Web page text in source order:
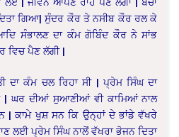
ਗਿਆ| ਸੁੰਦਰ ਕੌਰ ਤੇ ਨਸੀਬ ਕੌਰ ਰਲ ਕੇ
ਸੰਭਾਲਣ ਦਾ ਕੰਮ ਗੋਬਿੰਦ ਕੌਰ ਨੇ ਸਾਂਭ
ਵਿਚ ਪੈਣ ਲੱਗੀ |
ਦਾ ਕੰਮ ਚਲ ਰਿਹਾ ਸੀ | ਪ੍ਰੇਮ ਸਿੰਘ ਦਾ
| ਘਰ ਦੀਆਂ ਸੁਆਣੀਆਂ ਵੀ ਕਾਮਿਆਂ ਨਾਲ
| ਕਾਮੇ ਖੁਸ਼ ਸਨ ਕਿ ਉਨ੍ਹਾਂ ਦੇ ਭਾਂਡੇ ਵੱਖਰੇ
ਲਈ ਪ੍ਰੇਮ ਸਿੰਘ ਨਾਲੋਂ ਵੱਖਰਾ ਭੋਜਨ ਦਿਤਾ